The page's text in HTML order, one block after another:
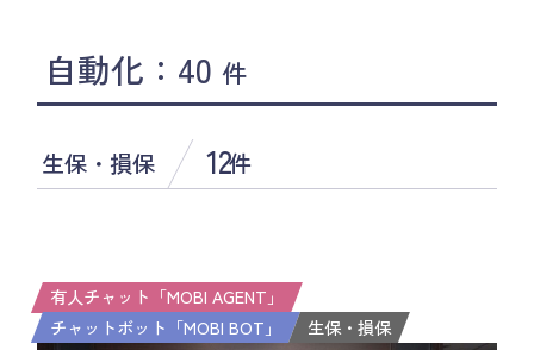
自動化：40 件
生保・損保 12件
有人チャット「MOBI AGENT」
チャットボット「MOBI BOT」
生保・損保